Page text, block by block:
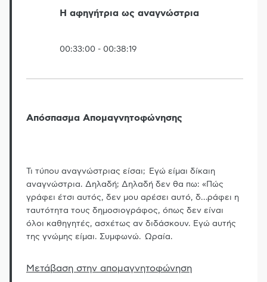
Η αφηγήτρια ως αναγνώστρια
00:33:00 - 00:38:19
Απόσπασμα Απομαγνητοφώνησης
Τι τύπου αναγνώστριας είσαι; Εγώ είμαι δίκαιη
αναγνώστρια. Δηλαδή; Δηλαδή δεν θα πω: «Πώς
γράφει έτσι αυτός, δεν μου αρέσει αυτό, δ…ράφει η
ταυτότητα τους δημοσιογράφος, όπως δεν είναι
όλοι καθηγητές, ασχέτως αν διδάσκουν. Εγώ αυτής
της γνώμης είμαι. Συμφωνώ. Ωραία.
Μετάβαση στην απομαγνητοφώνηση